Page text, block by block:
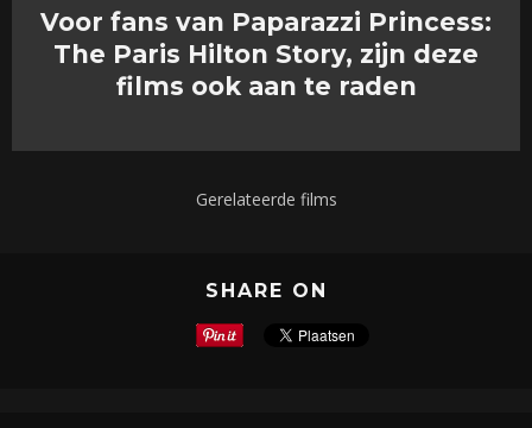
Voor fans van Paparazzi Princess:
The Paris Hilton Story, zijn deze
films ook aan te raden
Gerelateerde films
SHARE ON